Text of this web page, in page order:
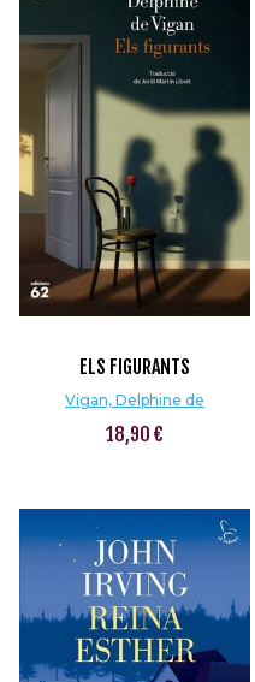
ELS FIGURANTS
Vigan, Delphine de
18,90 €